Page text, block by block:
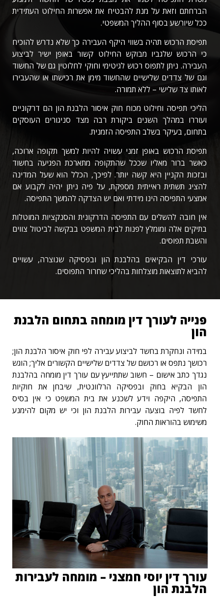
הברחתם וזאת על מנת להבטיח את אפשרות החילוט העתידית
ככל שיורשע בסוף ההליך המשפטי.
תפיסת הרכוש תהיה בשווי היקף העבירה כך שלא נדרש להוכיח
כי הרכוש שלגביו מבוקש החילוט קשור באופן ישיר לביצוע
העבירה. ניתן לתפוס רכוש לגיטימי וחוקי לחלוטין גם של החשוד
וגם של צדדים שלישיים שהחשוד מימן את רכישתו או שהעבירו
לאותו צד שלישי – ללא תמורה.
הליכי תפיסה וחילוט מכוח חוק איסור הלבנת הון הם דרקוניים
ועוררו במהלך השנים ביקורת רבה מצד סניגורים העוסקים
בתחום, בעיקר בשלב התפיסה הזמנית.
תפיסת הרכוש באופן זמני עשויה להיות למשך תקופה ארוכה,
כאשר ברור מאליו שככל שהתקופה מתארכת הפגיעה בחשוד
ובזכות הקניין היא קשה יותר. לפיכך, הכלל הוא שעל המדינה
להציג תשתית ראייתית מספקת, על פיה ניתן יהיה לקבוע אם
אמצעי התפיסה הינו מידתי ואם יש הצדקה להמשך התפיסה.
אין חובה להשלים עם התפיסה הדרקונית והסנקציות המוטלות
בתיקים אלה ומומלץ לפנות לבית המשפט בבקשה לביטול צווים
והשבת תפוסים.
עורכי דין הבקיאים בהלבנת הון ובפסיקה שנוצרה, עשויים
להביא לתוצאות מוצלחות בהליכי שחרור התפוסים.
פנייה לעורך דין מומחה בתחום הלבנת
הון
במידה ונחקרת בחשד לביצוע עבירה לפי חוק איסור הלבנת הון;
רכושך נתפס או רכושם של צדדים שלישיים הקשורים אליך; הוגש
נגדך כתב אישום – חשוב שתתייעץ עם עורך דין מומחה בהלבנת
הון הבקיא בחוק ובפסיקה הרלוונטית, שיבחן את חוקיות
התפיסה, היקפה וידע לשכנע את בית המשפט כי אין בסיס
לחשד לפיה בוצעה עבירות הלבנת הון וכי יש מקום להימנע
משימוש בהוראות החוק.
עורך דין יוסי חמצני – מומחה לעבירות
הלבנת הון